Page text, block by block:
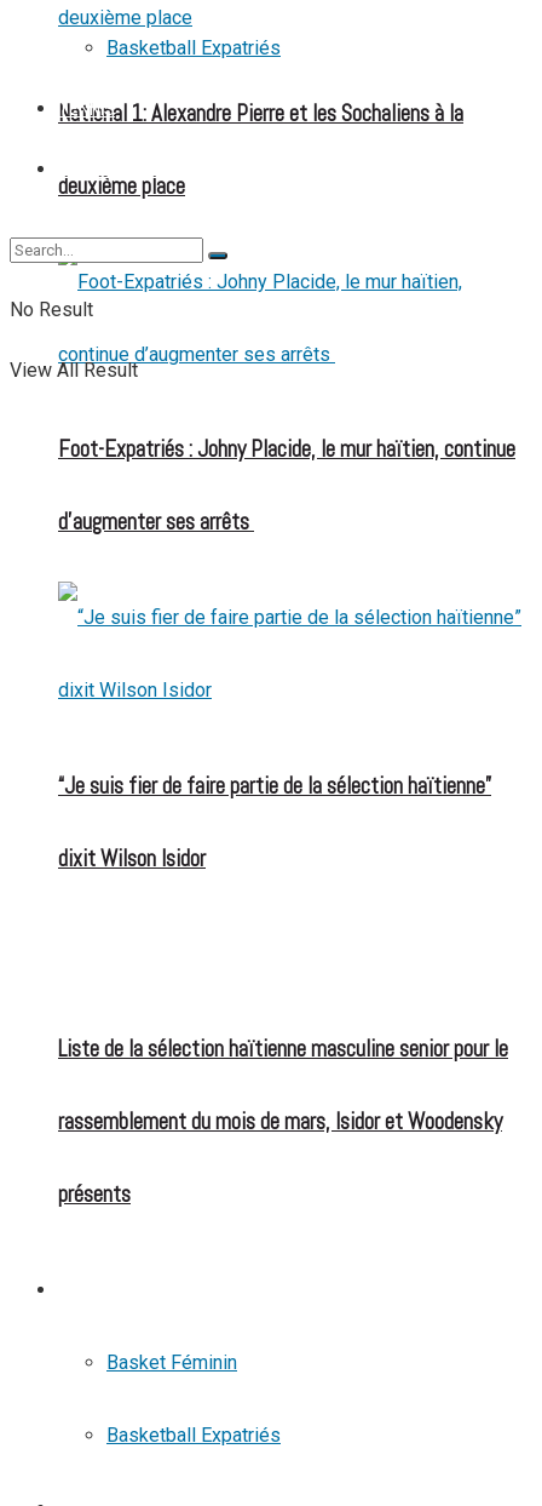
National 1: Alexandre Pierre et les Sochaliens à la
deuxième place
Foot-Expatriés : Johny Placide, le mur haïtien, continue
d’augmenter ses arrêts
“Je suis fier de faire partie de la sélection haïtienne”
dixit Wilson Isidor
Liste de la sélection haïtienne masculine senior pour le
rassemblement du mois de mars, Isidor et Woodensky
présents
Basket Féminin
Basketball Expatriés
Basketball Expatriés
TENNIS
No Result
View All Result